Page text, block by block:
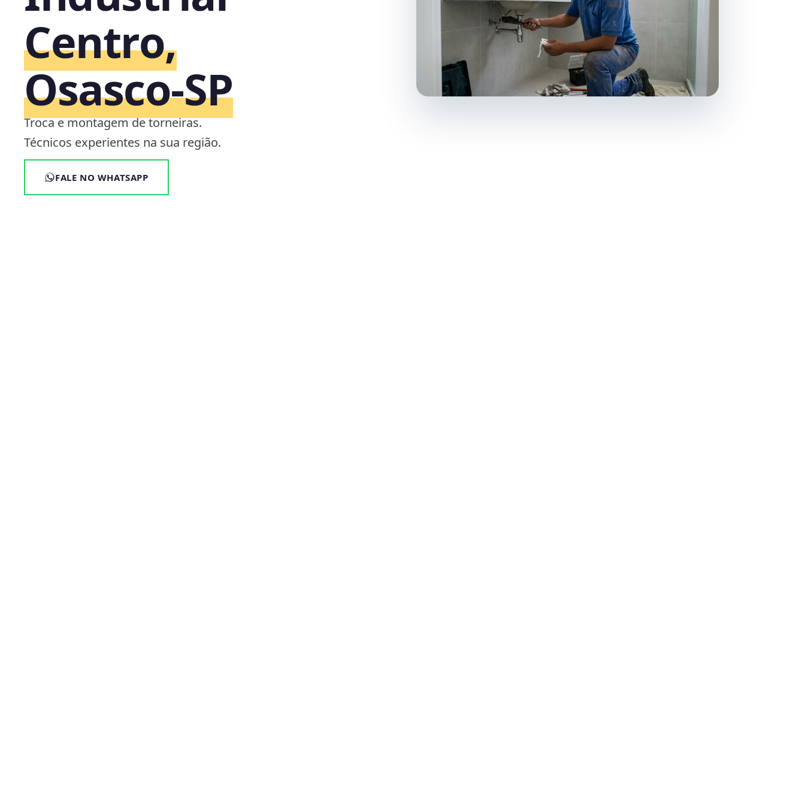
Centro,
Osasco‑SP
Troca e montagem de torneiras.
Técnicos experientes na sua região.
FALE NO WHATSAPP